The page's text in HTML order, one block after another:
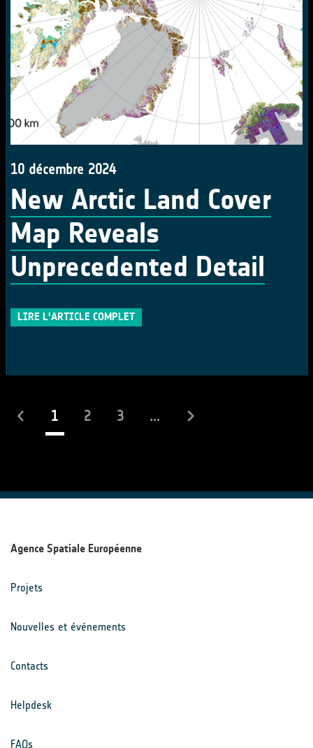
10 décembre 2024
New Arctic Land Cover
Map Reveals
Unprecedented Detail
LIRE L'ARTICLE COMPLET
1(actuel)
2 3 ...
Agence Spatiale Européenne
Projets
Nouvelles et événements
Contacts
Helpdesk
FAQs